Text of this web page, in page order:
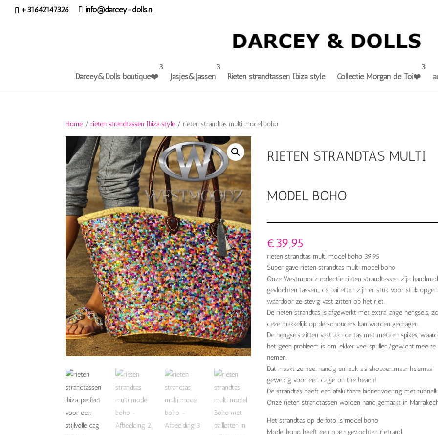
+31642147326 info@darcey-dolls.nl
Darcey&Dolls boutique❤️ Jasjes&Jassen Rieten strandtassen Ibiza style Collectie Morgan de Toi❤️
Home /rieten strandtassen Ibiza style / rieten strandtas multi model boho
RIETEN STRANDTAS MULTI
MODEL BOHO
€39,95
rieten strandtas multi model boho 39,95
Super gave rieten strandtas multi model boho
Onze Westmoodz collectie rieten strandtassen zijn
gevlochten tassen… de pailletten zijn er stuk voor stuk
waardoor ze stevig vast zitten op het riet.
De rieten strandtas is afgewerkt met extra lange hengsels,
deze makkelijk op de schouders kan worden gedragen.
De hengsels zitten vast aan de tas met metalen spikes,
het geen probleem is om lekker veel spullen/gewicht mee te
nemen.
Dat maakt ze heel handig en leuk als shopper…maar helemaal
geweldig voor een dagje on the beach!
De strandtas heeft een afsluitbare binnenvoering met
Onze rieten strandtassen worden hand gemaakt in
Het strandtas op de foto is model boho
Model boho heeft een open gevlochten rietrand